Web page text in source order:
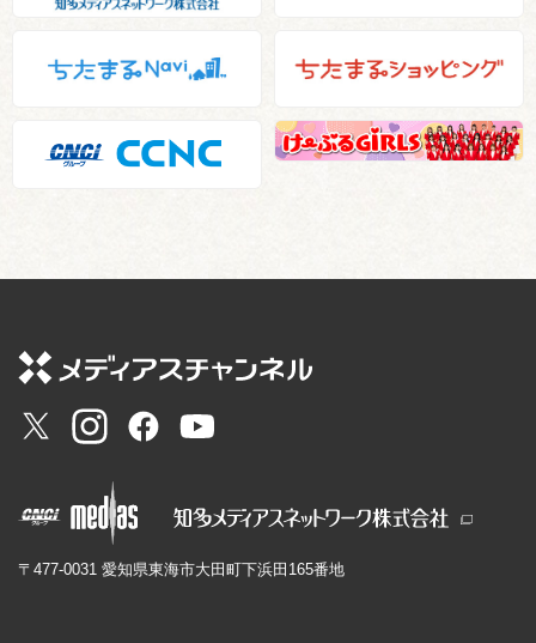
〒477-0031 愛知県東海市大田町下浜田165番地